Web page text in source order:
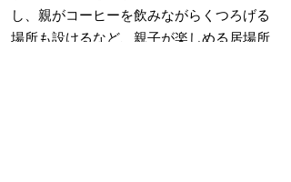
し、親がコーヒーを飲みながらくつろげる
場所も設けるなど、親子が楽しめる居場所